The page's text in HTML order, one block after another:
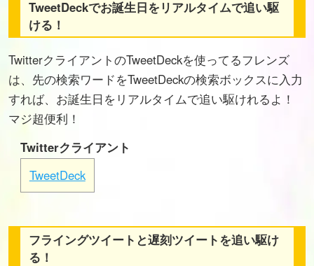
TweetDeckでお誕生日をリアルタイムで追い駆
ける！
TwitterクライアントのTweetDeckを使ってるフレンズ
は、先の検索ワードをTweetDeckの検索ボックスに入力
すれば、お誕生日をリアルタイムで追い駆けれるよ！
マジ超便利！
Twitterクライアント
TweetDeck
フライングツイートと遅刻ツイートを追い駆け
る！